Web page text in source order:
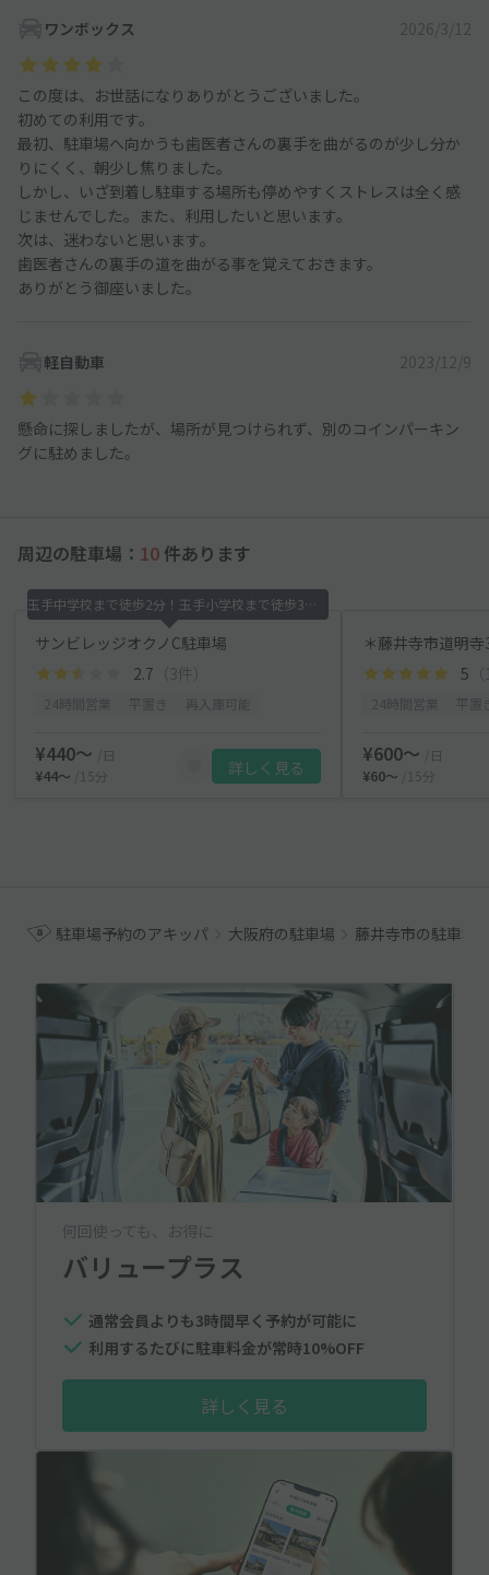
ワンボックス 2026/3/12
この度は、お世話になりありがとうございました。
初めての利用です。
最初、駐車場へ向かうも歯医者さんの裏手を曲がるのが少し分か
りにくく、朝少し焦りました。
しかし、いざ到着し駐車する場所も停めやすくストレスは全く感
じませんでした。また、利用したいと思います。
次は、迷わないと思います。
歯医者さんの裏手の道を曲がる事を覚えておきます。
ありがとう御座いました。
軽自動車 2023/12/9
懸命に探しましたが、場所が見つけられず、別のコインパーキン
グに駐めました。
周辺の駐車場： 10 件あります
玉手中学校まで徒歩2分！玉手小学校まで徒歩3分！
サンビレッジオクノC駐車場
2.7 （3件）
¥440〜
/日
¥44〜
/15分 詳しく見る
5
¥600〜
/日
¥60〜
/15分
駐車場予約のアキッパ 大阪府の駐車場 藤井寺市の駐車場
何回使っても、お得に
バリュープラス
通常会員よりも3時間早く予約が可能に
利用するたびに駐車料金が常時10%OFF
詳しく見る